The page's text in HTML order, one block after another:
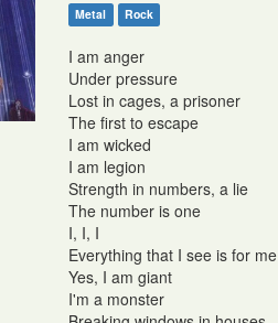
Metal Rock
I am anger
Under pressure
Lost in cages, a prisoner
The first to escape
I am wicked
I am legion
Strength in numbers, a lie
The number is one
I, I, I
Everything that I see is for me
Yes, I am giant
I'm a monster